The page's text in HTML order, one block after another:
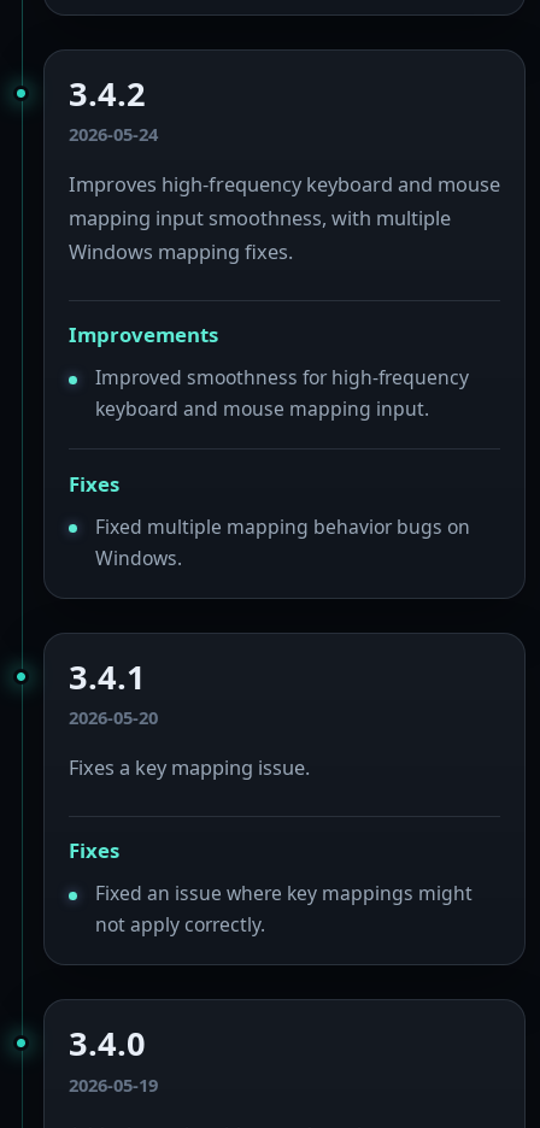
3.4.2
2026-05-24
Improves high-frequency keyboard and mouse
mapping input smoothness, with multiple
Windows mapping fixes.
Improvements
Improved smoothness for high-frequency
keyboard and mouse mapping input.
Fixes
Fixed multiple mapping behavior bugs on
Windows.
3.4.1
2026-05-20
Fixes a key mapping issue.
Fixes
Fixed an issue where key mappings might
not apply correctly.
3.4.0
2026-05-19